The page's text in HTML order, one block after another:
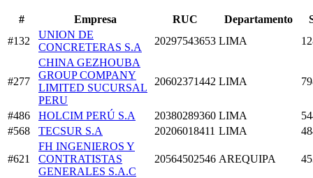
# Empresa RUC Departamento
#132
UNION DE
CONCRETERAS S.A
20297543653 LIMA
#277
CHINA GEZHOUBA
GROUP COMPANY
LIMITED SUCURSAL
PERU
20602371442 LIMA
#486 HOLCIM PERÚ S.A 20380289360 LIMA
#568
TECSUR S.A 20206018411 LIMA
#621
FH INGENIEROS Y
CONTRATISTAS
GENERALES S.A.C
20564502546 AREQUIPA